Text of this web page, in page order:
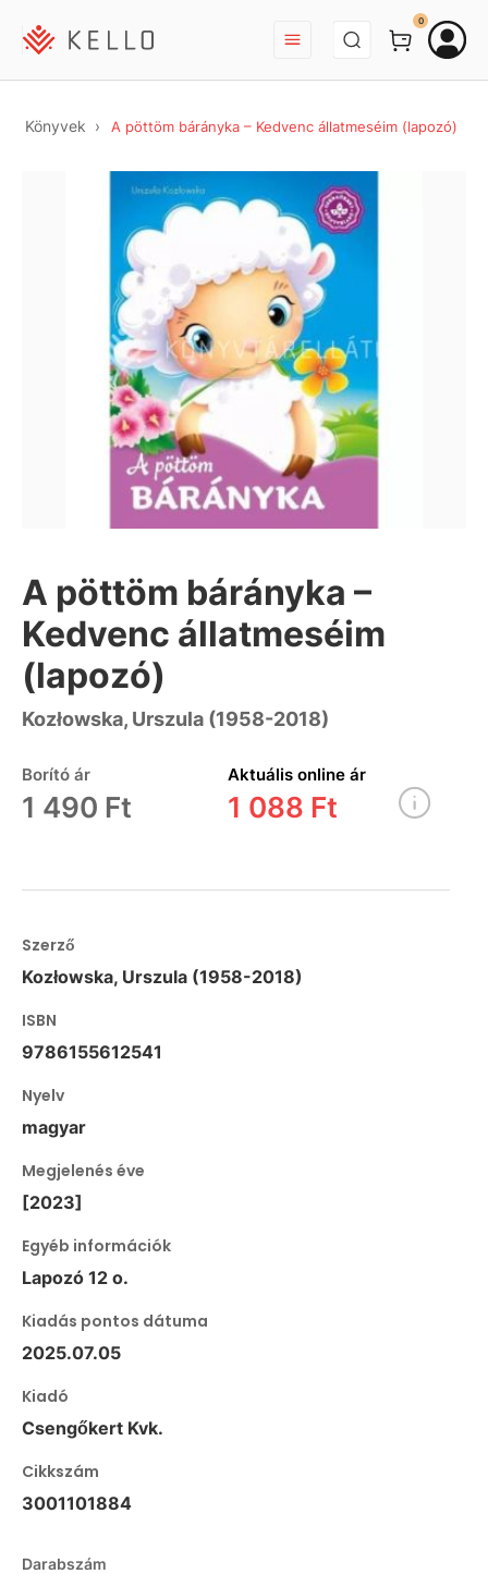
BEJELENTKEZÉS
0
Könyvek A pöttöm bárányka – Kedvenc állatmeséim (lapozó)
A pöttöm bárányka –
Kedvenc állatmeséim
(lapozó)
Kozłowska, Urszula (1958-2018)
Borító ár
1 490 Ft
Aktuális online ár
1 088 Ft
Szerző
Kozłowska, Urszula (1958-2018)
ISBN
9786155612541
Nyelv
magyar
Megjelenés éve
[2023]
Egyéb információk
Lapozó 12 o.
Kiadás pontos dátuma
2025.07.05
Kiadó
Csengőkert Kvk.
Cikkszám
3001101884
Darabszám